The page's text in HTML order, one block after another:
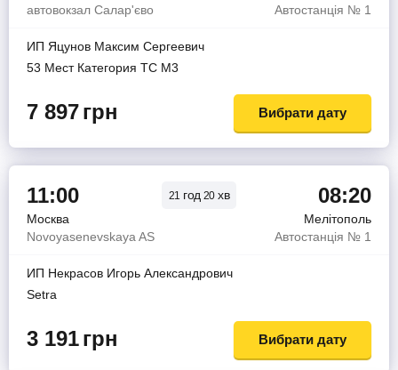
автовокзал Салар'єво
Автостанція № 1
ИП Яцунов Максим Сергеевич
53 Мест Категория ТС М3
7 897грн Вибрати дату
11:00 21 год 20 хв 08:20
Москва
Мелітополь
Novoyasenevskaya AS
Автостанція № 1
ИП Некрасов Игорь Александрович
Setra
3 191грн Вибрати дату